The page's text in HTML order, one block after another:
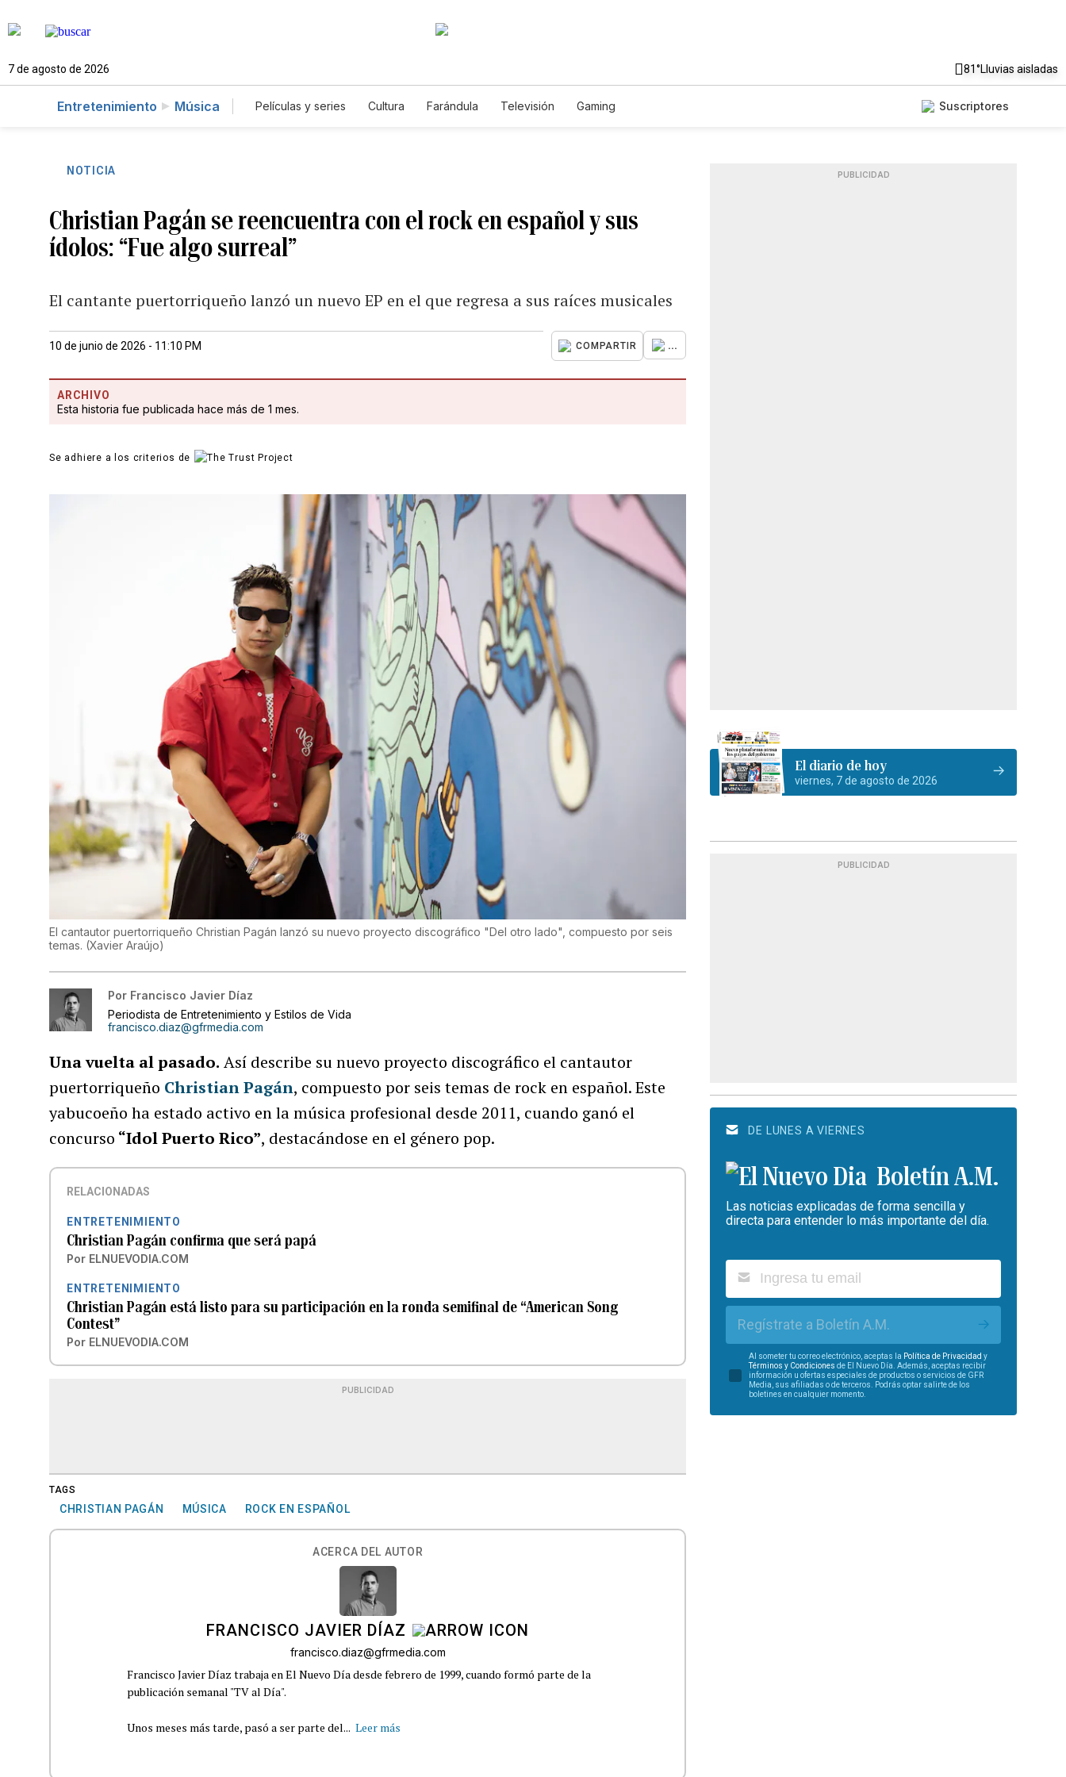
7 de agosto de 2026 81°Lluvias aisladas
Entretenimiento Música Películas y series Cultura Farándula Televisión Gaming Suscriptores
NOTICIA
Christian Pagán se reencuentra con el rock en español y sus
ídolos: “Fue algo surreal”
El cantante puertorriqueño lanzó un nuevo EP en el que regresa a sus raíces musicales
10 de junio de 2026 - 11:10 PM COMPARTIR ...
ARCHIVO
Esta historia fue publicada hace más de 1 mes.
Se adhiere a los criterios de
El cantautor puertorriqueño Christian Pagán lanzó su nuevo proyecto discográfico "Del otro lado", compuesto por seis
temas. (Xavier Araújo)
Por Francisco Javier Díaz
Periodista de Entretenimiento y Estilos de Vida
francisco.diaz@gfrmedia.com
Una vuelta al pasado. Así describe su nuevo proyecto discográfico el cantautor
puertorriqueño Christian Pagán, compuesto por seis temas de rock en español. Este
yabucoeño ha estado activo en la música profesional desde 2011, cuando ganó el
concurso “Idol Puerto Rico”, destacándose en el género pop.
RELACIONADAS
ENTRETENIMIENTO
Christian Pagán confirma que será papá
Por ELNUEVODIA.COM
ENTRETENIMIENTO
Christian Pagán está listo para su participación en la ronda semifinal de “American Song
Contest”
Por ELNUEVODIA.COM
PUBLICIDAD
TAGS
CHRISTIAN PAGÁN MÚSICA ROCK EN ESPAÑOL
ACERCA DEL AUTOR
FRANCISCO JAVIER DÍAZ
francisco.diaz@gfrmedia.com
Francisco Javier Díaz trabaja en El Nuevo Día desde febrero de 1999, cuando formó parte de la
publicación semanal "TV al Día".
Unos meses más tarde, pasó a ser parte del... Leer más
PUBLICIDAD
El diario de hoy
viernes, 7 de agosto de 2026
PUBLICIDAD
DE LUNES A VIERNES
Boletín A.M.
Las noticias explicadas de forma sencilla y
directa para entender lo más importante del día.
Regístrate a Boletín A.M.
Al someter tu correo electrónico, aceptas la Política de Privacidad y
Términos y Condiciones de El Nuevo Día. Además, aceptas recibir
información u ofertas especiales de productos o servicios de GFR
Media, sus afiliadas o de terceros. Podrás optar salirte de los
boletines en cualquier momento.